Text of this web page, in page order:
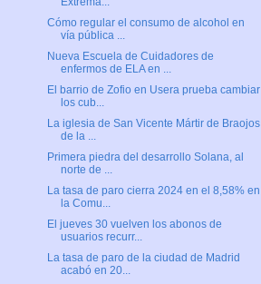
Cómo regular el consumo de alcohol en
vía pública ...
Nueva Escuela de Cuidadores de
enfermos de ELA en ...
El barrio de Zofio en Usera prueba cambiar
los cub...
La iglesia de San Vicente Mártir de Braojos
de la ...
Primera piedra del desarrollo Solana, al
norte de ...
La tasa de paro cierra 2024 en el 8,58% en
la Comu...
El jueves 30 vuelven los abonos de
usuarios recurr...
La tasa de paro de la ciudad de Madrid
acabó en 20...